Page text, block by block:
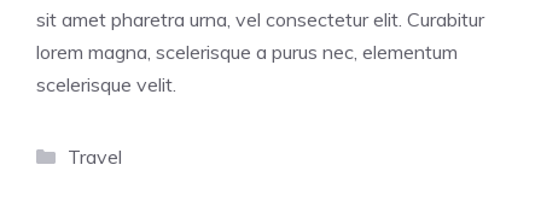
sit amet pharetra urna, vel consectetur elit. Curabitur
lorem magna, scelerisque a purus nec, elementum
scelerisque velit.
Categories
Travel